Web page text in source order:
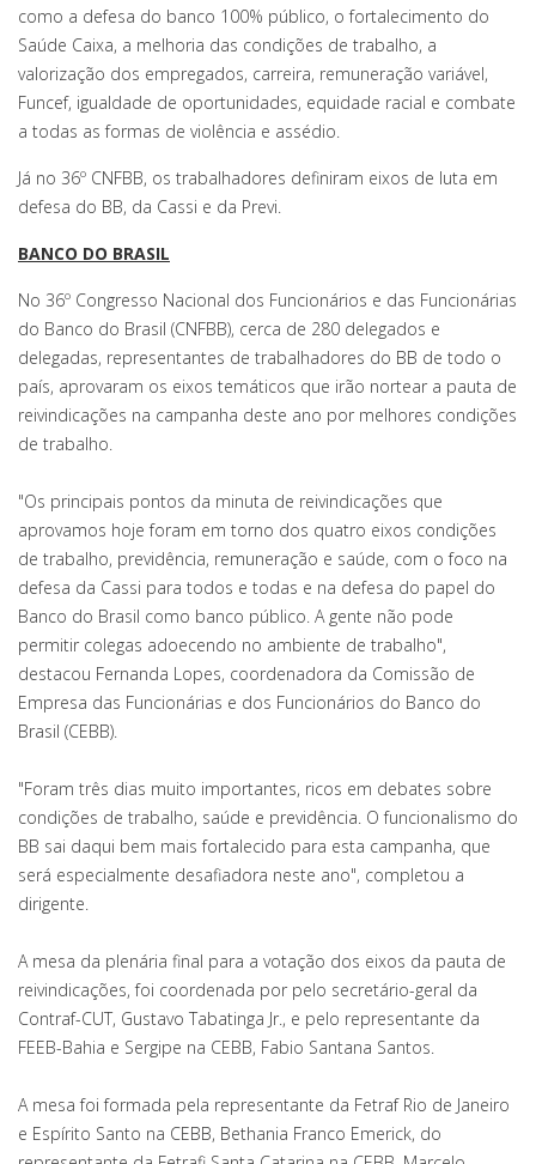
como a defesa do banco 100% público, o fortalecimento do
Saúde Caixa, a melhoria das condições de trabalho, a
valorização dos empregados, carreira, remuneração variável,
Funcef, igualdade de oportunidades, equidade racial e combate
a todas as formas de violência e assédio.
Já no 36º CNFBB, os trabalhadores definiram eixos de luta em
defesa do BB, da Cassi e da Previ.
BANCO DO BRASIL
No 36º Congresso Nacional dos Funcionários e das Funcionárias
do Banco do Brasil (CNFBB), cerca de 280 delegados e
delegadas, representantes de trabalhadores do BB de todo o
país, aprovaram os eixos temáticos que irão nortear a pauta de
reivindicações na campanha deste ano por melhores condições
de trabalho.
"Os principais pontos da minuta de reivindicações que
aprovamos hoje foram em torno dos quatro eixos condições
de trabalho, previdência, remuneração e saúde, com o foco na
defesa da Cassi para todos e todas e na defesa do papel do
Banco do Brasil como banco público. A gente não pode
permitir colegas adoecendo no ambiente de trabalho",
destacou Fernanda Lopes, coordenadora da Comissão de
Empresa das Funcionárias e dos Funcionários do Banco do
Brasil (CEBB).
"Foram três dias muito importantes, ricos em debates sobre
condições de trabalho, saúde e previdência. O funcionalismo do
BB sai daqui bem mais fortalecido para esta campanha, que
será especialmente desafiadora neste ano", completou a
dirigente.
A mesa da plenária final para a votação dos eixos da pauta de
reivindicações, foi coordenada por pelo secretário-geral da
Contraf-CUT, Gustavo Tabatinga Jr., e pelo representante da
FEEB-Bahia e Sergipe na CEBB, Fabio Santana Santos.
A mesa foi formada pela representante da Fetraf Rio de Janeiro
e Espírito Santo na CEBB, Bethania Franco Emerick, do